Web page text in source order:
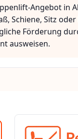
Angebot in
Schiene, Sitz
Förderung
ausweisen.